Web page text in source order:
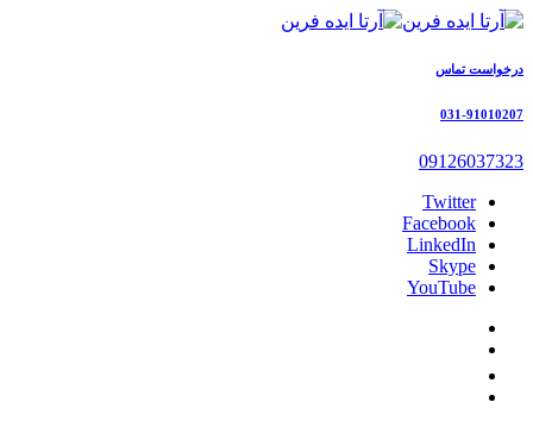
درخواست تماس
031-91010207
09126037323
Twitter
Facebook
LinkedIn
Skype
YouTube